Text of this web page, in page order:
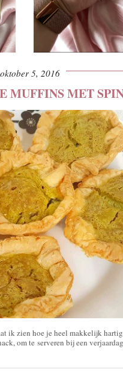
oktober 5, 2016
MUFFINS MET
ik zien hoe je heel makkelijk
om te serveren bij een